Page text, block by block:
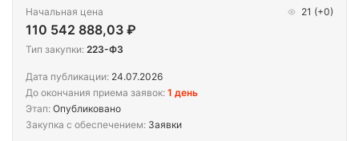
Начальная цена
110 542 888,03 ₽
21 (+0)
Тип закупки: 223-ФЗ
Дата публикации: 24.07.2026
До окончания приема заявок: 1 день
Этап: Опубликовано
Закупка с обеспечением: Заявки